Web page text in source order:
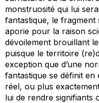
monstruosité qui lui
fantastique, le
aporie pour la raison
dévoilement brouillant
puisque le territoire
exception que d’une
fantastique se définit
réel, ou plus
lui de rendre signifiants